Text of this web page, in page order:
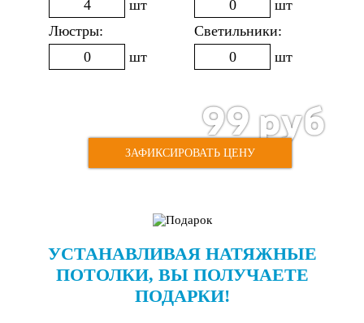
шт
шт
Люстры:
шт
Светильники:
шт
99руб
ЗАФИКСИРОВАТЬ ЦЕНУ
УСТАНАВЛИВАЯ НАТЯЖНЫЕ
ПОТОЛКИ, ВЫ ПОЛУЧАЕТЕ
ПОДАРКИ!